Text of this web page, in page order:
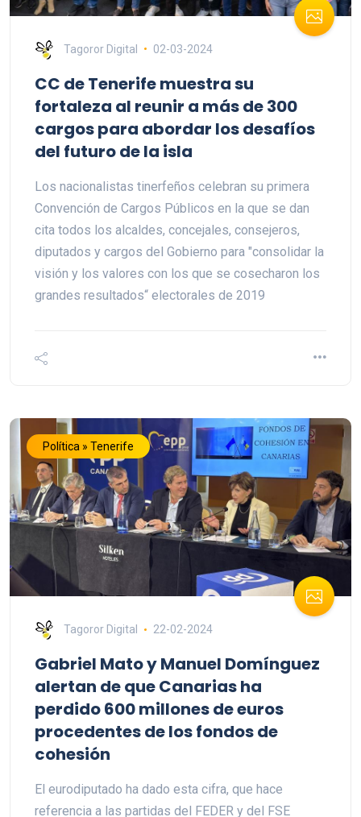
Tagoror Digital 02-03-2024
CC de Tenerife muestra su
fortaleza al reunir a más de 300
cargos para abordar los desafíos
del futuro de la isla
Los nacionalistas tinerfeños celebran su primera
Convención de Cargos Públicos en la que se dan
cita todos los alcaldes, concejales, consejeros,
diputados y cargos del Gobierno para "consolidar la
visión y los valores con los que se cosecharon los
grandes resultados“ electorales de 2019
Política » Tenerife
Tagoror Digital 22-02-2024
Gabriel Mato y Manuel Domínguez
alertan de que Canarias ha
perdido 600 millones de euros
procedentes de los fondos de
cohesión
El eurodiputado ha dado esta cifra, que hace
referencia a las partidas del FEDER y del FSE